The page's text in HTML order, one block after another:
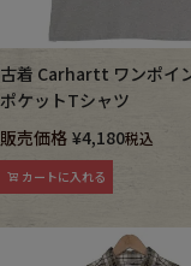
古着 Carhartt ワンポイ
ポケットTシャツ
販売価格 ¥4,180税込
カートに入れる